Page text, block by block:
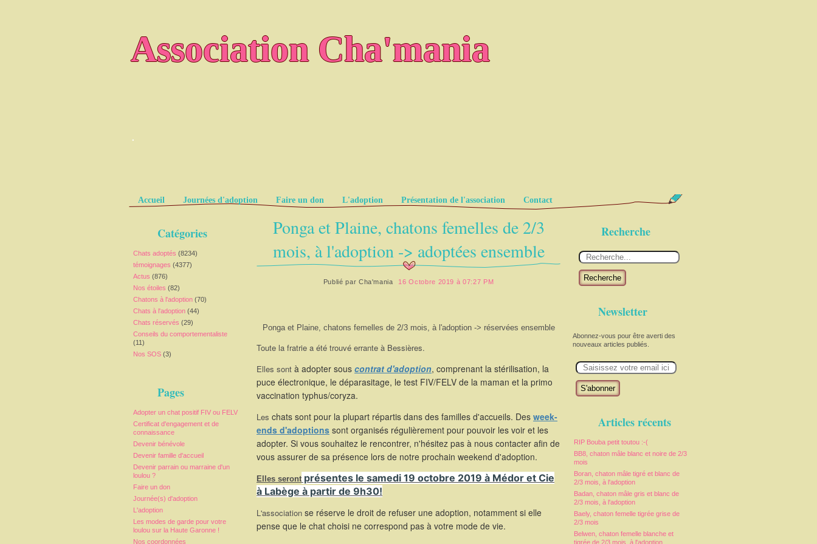
Association Cha'mania
.
Pages
Accueil Journées d'adoption Faire un don L'adoption Présentation de l'association Contact
Catégories
Chats adoptés (8234)
témoignages (4377)
Actus (876)
Nos étoiles (82)
Chatons à l'adoption (70)
Chats à l'adoption (44)
Chats réservés (29)
Conseils du comportementaliste
(11)
Nos SOS (3)
Pages
Adopter un chat positif FIV ou FELV
Certificat d'engagement et de
connaissance
Devenir bénévole
Devenir famille d'accueil
Devenir parrain ou marraine d'un
loulou ?
Faire un don
Journée(s) d'adoption
L'adoption
Les modes de garde pour votre
loulou sur la Haute Garonne !
Nos coordonnées
Recherche
Recherche
Newsletter
Abonnez-vous pour être averti des
nouveaux articles publiés.
m
Articles récents
RIP Bouba petit toutou :-(
BB8, chaton mâle blanc et noire de 2/3
mois
Boran, chaton mâle tigré et blanc de
2/3 mois, à l'adoption
Badan, chaton mâle gris et blanc de
2/3 mois, à l'adoption
Baely, chaton femelle tigrée grise de
2/3 mois
Belwen, chaton femelle blanche et
tigrée de 2/3 mois, à l'adoption
Ponga et Plaine, chatons femelles de 2/3
mois, à l'adoption -> adoptées ensemble
Publié par Cha'mania 16 Octobre 2019 à 07:27 PM
Ponga et Plaine, chatons femelles de 2/3 mois, à l'adoption -> réservées ensemble
Toute la fratrie a été trouvé errante à Bessières.
Elles sont à adopter sous contrat d'adoption, comprenant la stérilisation, la
puce électronique, le déparasitage, le test FIV/FELV de la maman et la primo
vaccination typhus/coryza.
Les chats sont pour la plupart répartis dans des familles d'accueils. Des week-
ends d'adoptions sont organisés régulièrement pour pouvoir les voir et les
adopter. Si vous souhaitez le rencontrer, n'hésitez pas à nous contacter afin de
vous assurer de sa présence lors de notre prochain weekend d'adoption.
Elles seront présentes le samedi 19 octobre 2019 à Médor et Cie
à Labège à partir de 9h30!
L'association se réserve le droit de refuser une adoption, notamment si elle
pense que le chat choisi ne correspond pas à votre mode de vie.